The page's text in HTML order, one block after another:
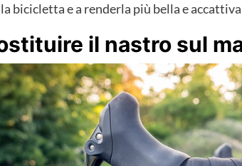
bicicletta e a renderla più bella e
il nastro sul